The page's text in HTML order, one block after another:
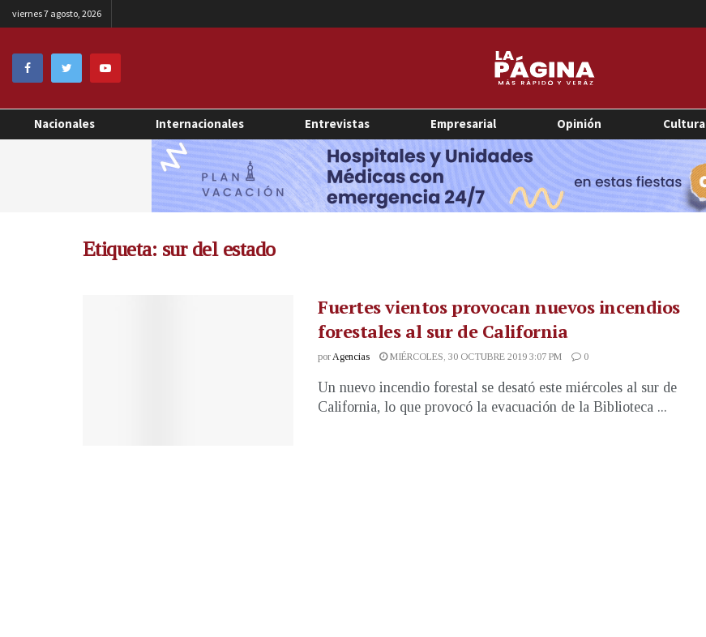
viernes 7 agosto, 2026
Nacionales Internacionales Entrevistas Empresarial Opinión Cultura
Etiqueta: sur del estado
Fuertes vientos provocan nuevos incendios
forestales al sur de California
porAgencias MIÉRCOLES, 30 OCTUBRE 2019 3:07 PM 0
Un nuevo incendio forestal se desató este miércoles al sur de
California, lo que provocó la evacuación de la Biblioteca ...